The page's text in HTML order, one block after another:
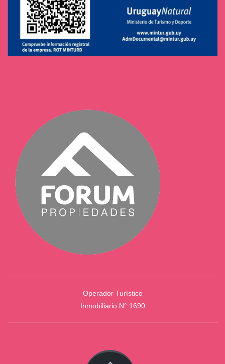
Operador Turístico
Inmobiliario N° 1690